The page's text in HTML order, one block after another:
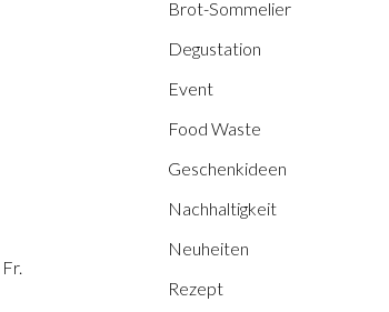
Brot-Sommelier
Degustation
Event
Food Waste
Geschenkideen
Nachhaltigkeit
Neuheiten
Rezept